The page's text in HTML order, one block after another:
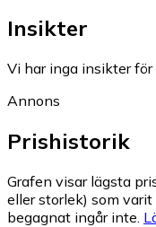
Insikter
Vi har inga insikter för
Annons
Prishistorik
Grafen visar lägsta
eller storlek) som
begagnat ingår inte.